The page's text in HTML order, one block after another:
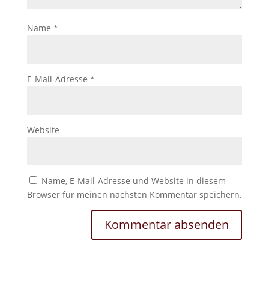
Name *
E-Mail-Adresse *
Website
Name, E-Mail-Adresse und Website in diesem
Browser für meinen nächsten Kommentar speichern.